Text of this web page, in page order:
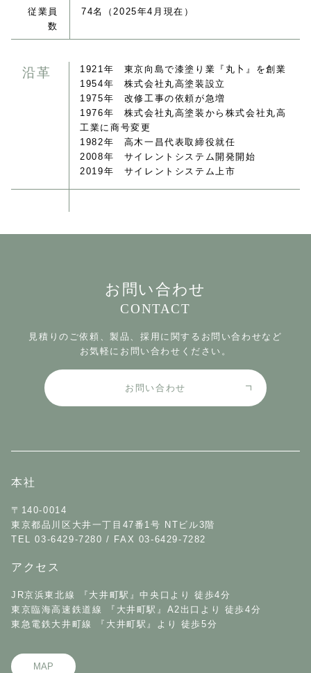
従業員
数
74名（2025年4月現在）
沿革
1921年 東京向島で漆塗り業『丸卜』を創業
1954年 株式会社丸高塗装設立
1975年 改修工事の依頼が急増
1976年 株式会社丸高塗装から株式会社丸高
工業に商号変更
1982年 高木一昌代表取締役就任
2008年 サイレントシステム開発開始
2019年 サイレントシステム上市
お問い合わせ
CONTACT
見積りのご依頼、製品、採用に関するお問い合わせなど
お気軽にお問い合わせください。
お問い合わせ
本社
〒140-0014
東京都品川区大井一丁目47番1号 NTビル3階
TEL 03-6429-7280 / FAX 03-6429-7282
アクセス
JR京浜東北線 『大井町駅』中央口より 徒歩4分
東京臨海高速鉄道線 『大井町駅』A2出口より 徒歩4分
東急電鉄大井町線 『大井町駅』より 徒歩5分
MAP